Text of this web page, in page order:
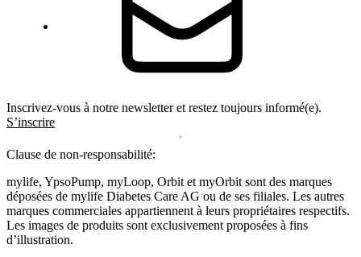
Inscrivez-vous à notre newsletter et restez toujours informé(e).
S’inscrire
Clause de non-responsabilité:
mylife, YpsoPump, myLoop, Orbit et myOrbit sont des marques
déposées de mylife Diabetes Care AG ou de ses filiales. Les autres
marques commerciales appartiennent à leurs propriétaires respectifs.
Les images de produits sont exclusivement proposées à fins
d’illustration.